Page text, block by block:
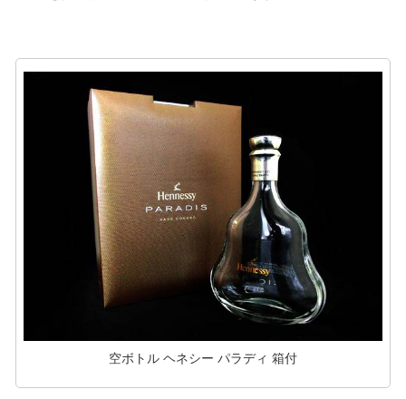
空ボトル ヘネシー パラディ 箱付